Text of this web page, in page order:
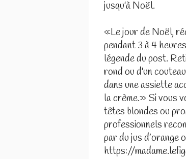
jusqu'à Noël.
«Le jour de Noël,
pendant 3 à 4
légende du post.
rond ou d'un
dans une assiette
la crème.» Si vous
têtes blondes ou
professionnels
par du jus d’orange
https://